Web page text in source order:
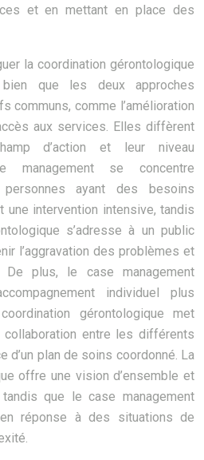
et en mettant en place des
la coordination gérontologique
que les deux approches
communs, comme l’amélioration
aux services. Elles diffèrent
d’action et leur niveau
management se concentre
ayant des besoins
intervention intensive, tandis
s’adresse à un public
l’aggravation des problèmes et
De plus, le case management
individuel plus
gérontologique met
collaboration entre les différents
d’un plan de soins coordonné. La
offre une vision d’ensemble et
que le case management
réponse à des situations de